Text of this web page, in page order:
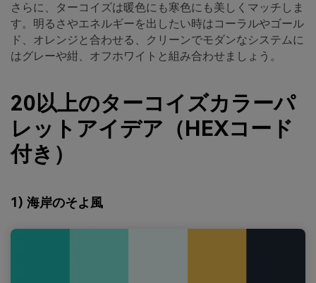
さらに、ターコイズは暖色にも寒色にも美しくマッチしま
す。明るさやエネルギーを出したい時はコーラルやゴール
ド、オレンジと合わせる、クリーンでモダンなシステムに
はグレーや紺、オフホワイトと組み合わせましょう。
20以上のターコイズカラーパ
レットアイデア（HEXコード
付き）
1) 海岸のそよ風